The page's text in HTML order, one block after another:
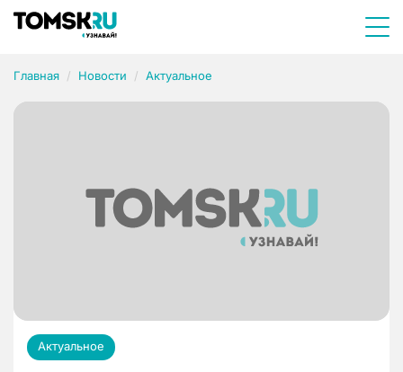
Главная Новости Актуальное
Актуальное